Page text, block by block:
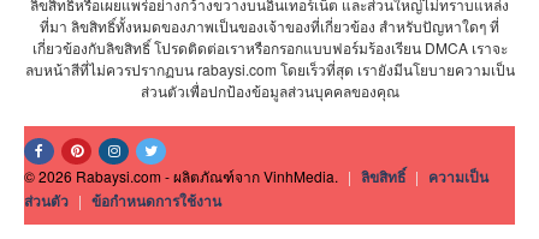
ลิขสิทธิ์หรือเผยแพร่อย่างกว้างขวางบนอินเทอร์เน็ต และส่วนใหญ่ไม่ทราบแหล่ง
ที่มา ลิขสิทธิ์ทั้งหมดของภาพเป็นของเจ้าของที่เกี่ยวข้อง สำหรับปัญหาใดๆ ที่
เกี่ยวข้องกับลิขสิทธิ์ โปรดติดต่อเราหรือกรอกแบบฟอร์มร้องเรียน DMCA เราจะ
ลบหน้าสีที่ไม่ควรปรากฏบน rabaysi.com โดยเร็วที่สุด เรายังมีนโยบายความเป็น
ส่วนตัวเพื่อปกป้องข้อมูลส่วนบุคคลของคุณ
© 2026 Rabaysi.com - ผลิตภัณฑ์จาก VinhMedia. | ลิขสิทธิ์ | ความเป็น
ส่วนตัว | ข้อกำหนดการใช้งาน